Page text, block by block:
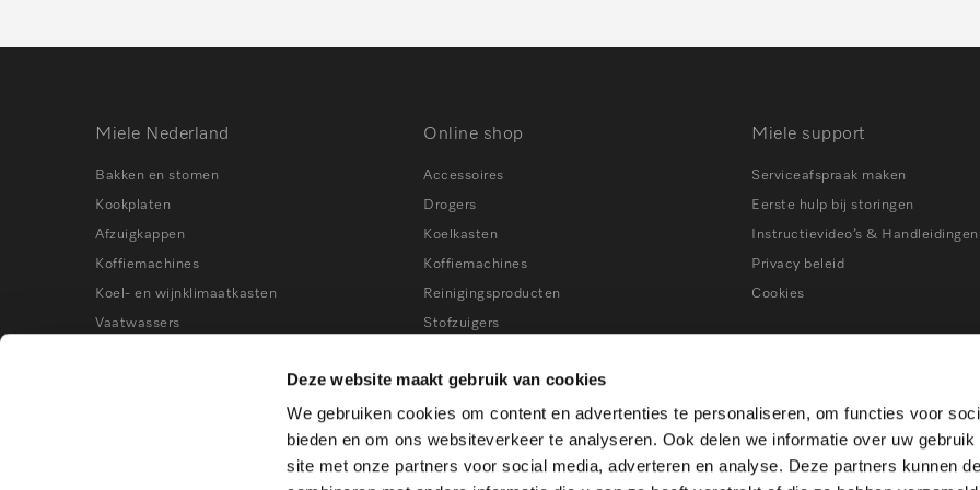
Deze website maakt gebruik van cookies
We gebruiken cookies om content en advertenties te personaliseren, om functies voor
bieden en om ons websiteverkeer te analyseren. Ook delen we informatie over uw gebruik
site met onze partners voor social media, adverteren en analyse. Deze partners kunnen
Miele Nederland
Bakken en stomen
Kookplaten
Afzuigkappen
Koffiemachines
Koel- en wijnklimaatkasten
Vaatwassers
Online shop
Accessoires
Drogers
Koelkasten
Koffiemachines
Reinigingsproducten
Stofzuigers
Vaatwassers
Vrieskasten
Wasmachines
Wijnklimaatkasten
Miele support
Serviceafspraak maken
Eerste hulp bij storingen
Instructievideo’s & Handleidingen
Privacy beleid
Cookies